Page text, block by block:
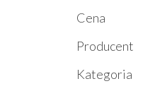
Cena
Producent
Kategoria